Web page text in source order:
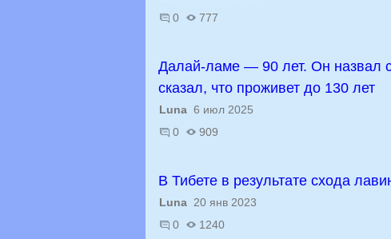
0
777
Далай-ламе — 90 лет. Он назвал
сказал, что проживет до 130 лет
Luna 6 июл 2025
0
909
В Тибете в результате схода
Luna 20 янв 2023
0
1240